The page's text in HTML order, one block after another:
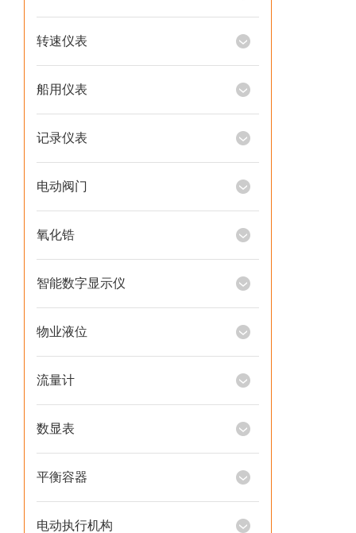
转速仪表
船用仪表
记录仪表
电动阀门
氧化锆
智能数字显示仪
物业液位
流量计
数显表
平衡容器
电动执行机构